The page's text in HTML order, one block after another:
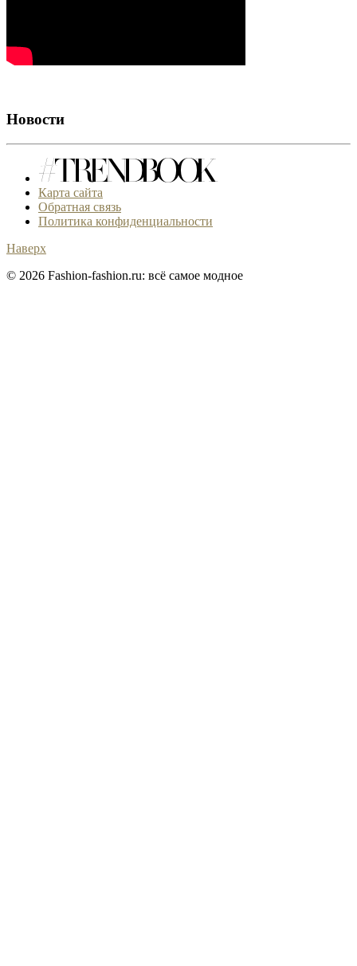
Новости
Карта сайта
Обратная связь
Политика конфиденциальности
Наверх
© 2026 Fashion-fashion.ru: всё самое модное